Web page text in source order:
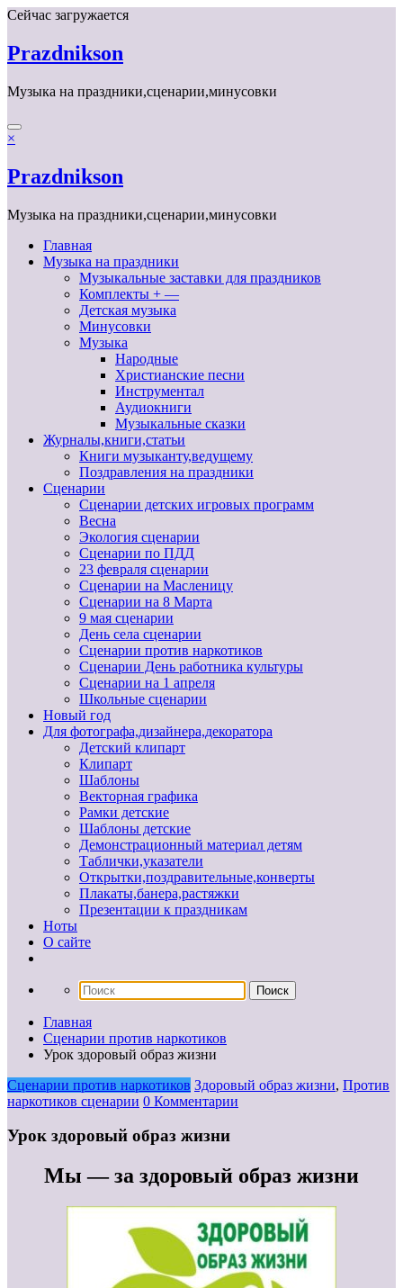
Перейти
содержимому
Сейчас загружается
Prazdnikson
Музыка на праздники,сценарии,минусовки
×
Prazdnikson
Музыка на праздники,сценарии,минусовки
Главная
Музыка на праздники
Музыкальные заставки для праздников
Комплекты + —
Детская музыка
Минусовки
Музыка
Народные
Христианские песни
Инструментал
Аудиокниги
Музыкальные сказки
Журналы,книги,статьи
Книги музыканту,ведущему
Поздравления на праздники
Сценарии
Сценарии детских игровых программ
Весна
Экология сценарии
Сценарии по ПДД
23 февраля сценарии
Сценарии на Масленицу
Сценарии на 8 Марта
9 мая сценарии
День села сценарии
Сценарии против наркотиков
Сценарии День работника культуры
Сценарии на 1 апреля
Школьные сценарии
Новый год
Для фотографа,дизайнера,декоратора
Детский клипарт
Клипарт
Шаблоны
Векторная графика
Рамки детские
Шаблоны детские
Демонстрационный материал детям
Таблички,указатели
Открытки,поздравительные,конверты
Плакаты,банера,растяжки
Презентации к праздникам
Ноты
О сайте
Главная
Сценарии против наркотиков
Урок здоровый образ жизни
Сценарии против наркотиков Здоровый образ жизни, Против
наркотиков сценарии 0 Комментарии
Урок здоровый образ жизни
Мы — за здоровый образ жизни